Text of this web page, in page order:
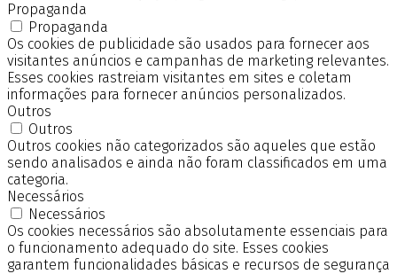
Propaganda
Propaganda
Os cookies de publicidade são usados para fornecer aos
visitantes anúncios e campanhas de marketing relevantes.
Esses cookies rastreiam visitantes em sites e coletam
informações para fornecer anúncios personalizados.
Outros
Outros
Outros cookies não categorizados são aqueles que estão
sendo analisados e ainda não foram classificados em uma
categoria.
Necessários
Necessários
Os cookies necessários são absolutamente essenciais para
o funcionamento adequado do site. Esses cookies
garantem funcionalidades básicas e recursos de segurança